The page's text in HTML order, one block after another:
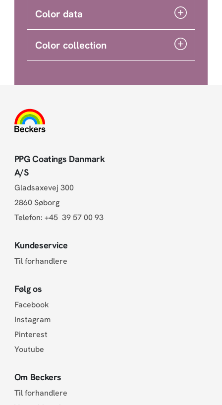
Color data
Color collection
PPG Coatings Danmark
A/S
Gladsaxevej 300
2860 Søborg
Telefon: +45 39 57 00 93
Kundeservice
Til forhandlere
Følg os
Facebook
Instagram
Pinterest
Youtube
Om Beckers
Til forhandlere